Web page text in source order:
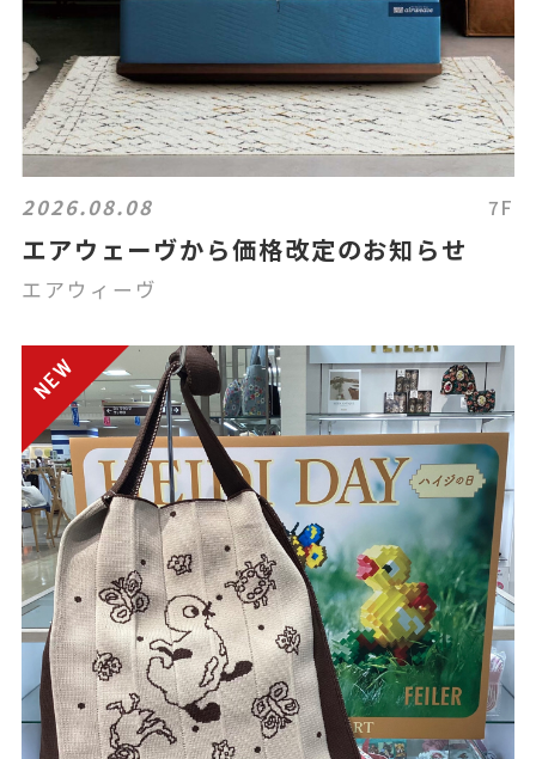
2026.08.08 7F
エアウェーヴから価格改定のお知らせ
エアウィーヴ